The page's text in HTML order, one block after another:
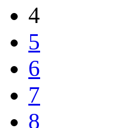
4
5
6
7
8